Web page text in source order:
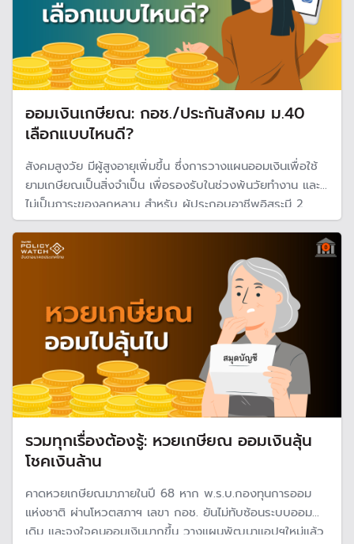
ออมเงินเกษียณ: กอช./ประกันสังคม ม.40
เลือกแบบไหนดี?
สังคมสูงวัย มีผู้สูงอายุเพิ่มขึ้น ซึ่งการวางแผนออมเงินเพื่อใช้
ยามเกษียณเป็นสิ่งจำเป็น เพื่อรองรับในช่วงพ้นวัยทำงาน และ
ไม่เป็นภาระของลูกหลาน สำหรับ ผู้ประกอบอาชีพอิสระมี 2
ช่องทางให้เลือกได้ คือ กองทุนการออมแห่งชาติ (กอช.) และ
กองทุนประกันสังคม มาตรา 40 แต่ละแบบมีข้อดี-ข้อเสีย หาก
ต้องเลือก
รวมทุกเรื่องต้องรู้: หวยเกษียณ ออมเงินลุ้น
โชคเงินล้าน
คาดหวยเกษียณมาภายในปี 68 หาก พ.ร.บ.กองทุนการออม
แห่งชาติ ผ่านโหวตสภาฯ เลขา กอช. ยันไม่ทับซ้อนระบบออม
เดิม และจูงใจคนออมเงินมากขึ้น วางแผนพัฒนาแอปฯใหม่แล้ว